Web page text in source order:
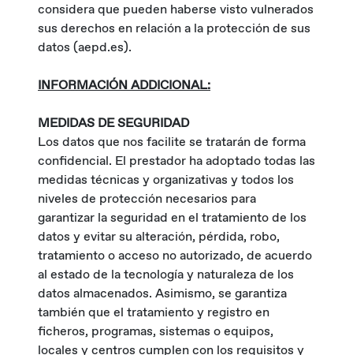
considera que pueden haberse visto vulnerados
sus derechos en relación a la protección de sus
datos (aepd.es).
INFORMACIÓN ADDICIONAL:
MEDIDAS DE SEGURIDAD
Los datos que nos facilite se tratarán de forma
confidencial. El prestador ha adoptado todas las
medidas técnicas y organizativas y todos los
niveles de protección necesarios para
garantizar la seguridad en el tratamiento de los
datos y evitar su alteración, pérdida, robo,
tratamiento o acceso no autorizado, de acuerdo
al estado de la tecnología y naturaleza de los
datos almacenados. Asimismo, se garantiza
también que el tratamiento y registro en
ficheros, programas, sistemas o equipos,
locales y centros cumplen con los requisitos y